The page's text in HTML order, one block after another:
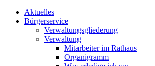
Aktuelles
Bürgerservice
Verwaltungsgliederung
Verwaltung
Mitarbeiter im Rathaus
Organigramm